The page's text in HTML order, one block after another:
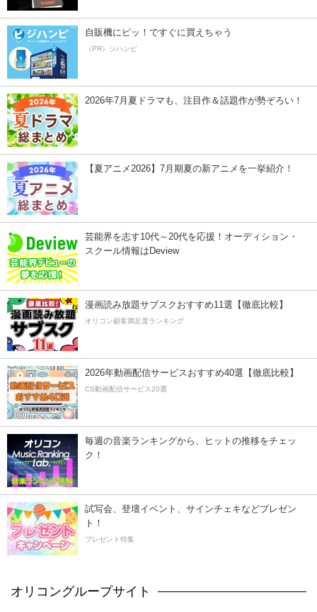
自販機にピッ！ですぐに買えちゃう
（PR）ジハンピ
2026年7月夏ドラマも、注目作＆話題作が勢ぞろい！
【夏アニメ2026】7月期夏の新アニメを一挙紹介！
芸能界を志す10代～20代を応援！オーディション・
スクール情報はDeview
漫画読み放題サブスクおすすめ11選【徹底比較】
オリコン顧客満足度ランキング
2026年動画配信サービスおすすめ40選【徹底比較】
CS動画配信サービス20選
毎週の音楽ランキングから、ヒットの推移をチェッ
ク！
試写会、登壇イベント、サインチェキなどプレゼン
ト！
プレゼント特集
オリコングループサイト